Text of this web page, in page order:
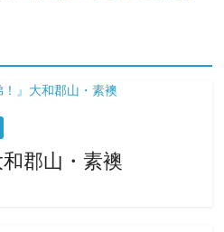
和郡山・素襖